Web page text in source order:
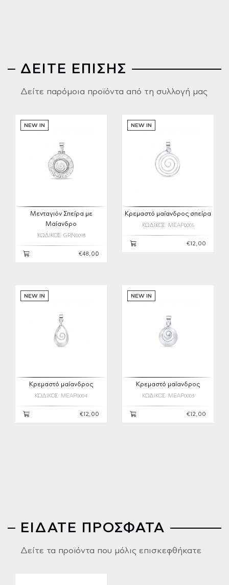
ΔΕΙΤΕ ΕΠΙΣΗΣ
Δείτε παρόμοια προϊόντα από τη συλλογή μας
NEW IN
Μενταγιόν Σπείρα με
Μαίανδρο
ΚΩΔΙΚΟΣ: GRN0093
€48,00
NEW IN
Κρεμαστό μαίανδρος σπείρα
ΚΩΔΙΚΟΣ: MEAP0005
€12,00
NEW IN
Κρεμαστό μαίανδρος
ΚΩΔΙΚΟΣ: MEAP0004
€12,00
NEW IN
Κρεμαστό μαίανδρος
ΚΩΔΙΚΟΣ: MEAP0003
€12,00
ΕΙΔΑΤΕ ΠΡΟΣΦΑΤΑ
Δείτε τα προϊόντα που μόλις επισκεφθήκατε